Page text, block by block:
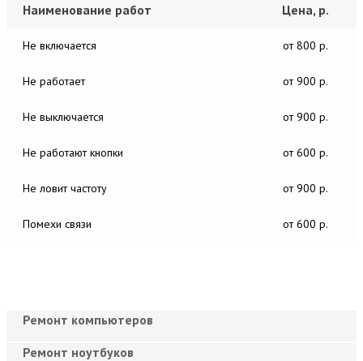
Наименование работ Цена, р.
Не включается от 800 р.
Не работает от 900 р.
Не выключается от 900 р.
Не работают кнопки от 600 р.
Не ловит частоту от 900 р.
Помехи связи от 600 р.
Ремонт компьютеров
Ремонт ноутбуков